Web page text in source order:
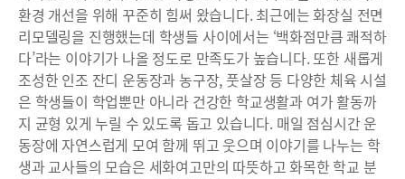
환경 개선을 위해 꾸준히 힘써 왔습니다. 최근에는 화장실 전면
리모델링을 진행했는데 학생들 사이에서는 ‘백화점만큼 쾌적하
다’라는 이야기가 나올 정도로 만족도가 높습니다. 또한 새롭게
조성한 인조 잔디 운동장과 농구장, 풋살장 등 다양한 체육 시설
은 학생들이 학업뿐만 아니라 건강한 학교생활과 여가 활동까
지 균형 있게 누릴 수 있도록 돕고 있습니다. 매일 점심시간 운
동장에 자연스럽게 모여 함께 뛰고 웃으며 이야기를 나누는 학
생과 교사들의 모습은 세화여고만의 따뜻하고 화목한 학교 분